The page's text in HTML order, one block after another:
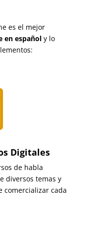
es el mejor
en españoly lo
Digitales
de habla
diversos temas y
comercializar cada